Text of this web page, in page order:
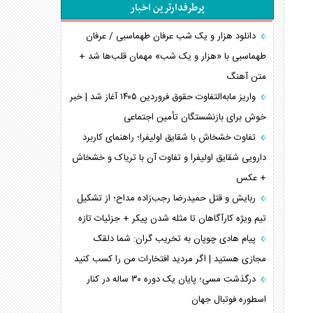
خبرنگار، خط مقدم جبهه روایت و پاسدار انسجام
ملی
مصالحه نافرجام سعودی – اماراتی
محدودیت صادرات نفت عربستان
پشت‌پرده خشم ترامپ از رسانه‌های منتقد
چگونه مقاومت صحنه جنگ را تغییر می‌دهد؟
جنگ رمضان و معضل حضور نظامیان آمریکایی
تحلیل جامع پدیده تراستی‌ها
تأثیر جنگ ایران و آمریکا بر اقتصاد جهانی
تخریب پل‌ها در اوکراین و فروپاشی روایت دوگانه
غرب
اربعین، کابوس مشترک تل‌آویو-واشنگتن
پرطرفدارترین اخبار
دانلود هزار و یک شب عرفان طهماسبی / عرفان
طهماسبی با «هزار و یک شب» مهمان قلب‌ها شد +
متن آهنگ
واریز مابه‌التفاوت حقوق فروردین ۱۴۰۵ آغاز شد | خبر
خوش برای بازنشستگان تأمین اجتماعی
تفاوت خشخاش با شقایق اولیفرا؛ راهنمای کاربرد
دارویی شقایق اولیفرا و تفاوت آن با تریاک و خشخاش
+ عکس
ربایش و قتل حمیدرضا رجب‌زاده مداح؛ از تشکیل
تیم ویژه کارآگاهان تا مثله شدن پیکر + جزئیات تازه
پیام هادی چوپان به تخریب گران: شما دلقک
مجازی هستید | اگر مردید افتخارات من را کسب کنید
درگذشت مسی؛ پایان یک دوره ۳۰ ساله در کنار
اسطوره فوتبال جهان